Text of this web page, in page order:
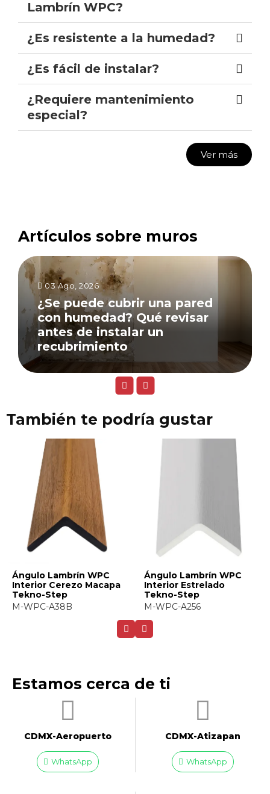
Lambrín WPC?
¿Es resistente a la humedad?
¿Es fácil de instalar?
¿Requiere mantenimiento
especial?
Ver más
Artículos sobre muros
03 Ago, 2026
¿Se puede cubrir una pared
con humedad? Qué revisar
antes de instalar un
recubrimiento
También te podría gustar
Lambrín WPC
Estrelado
Step
A256
Ángulo Lambrín WPC
Interior Fortaleza
Tekno-Step
M-WPC-A020
Estamos cerca de ti
CDMX-Aeropuerto​
WhatsApp
CDMX-Atizapan
WhatsApp